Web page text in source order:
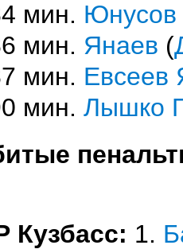
мин. Юнусов
мин. Янаев (
мин. Евсеев
мин. Лышко
1.